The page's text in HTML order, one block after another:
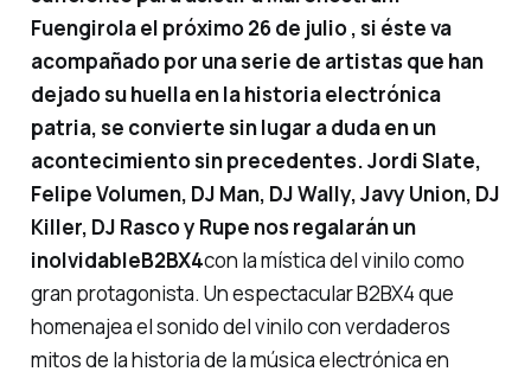
Fuengirola el próximo 26 de julio, si éste va
acompañado por una serie de artistas que han
dejado su huella en la historia electrónica
patria, se convierte sin lugar a duda en un
acontecimiento sin precedentes.Jordi Slate,
Felipe Volumen, DJ Man, DJ Wally, Javy Union, DJ
Killer, DJ Rasco y Rupe nos regalarán un
inolvidableB2BX4con la mística del vinilo como
gran protagonista. Un espectacular B2BX4 que
homenajea el sonido del vinilo con verdaderos
mitos de la historia de la música electrónica en